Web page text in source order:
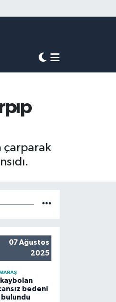
çarparak
07 Ağustos
2025
kaybolan
bedeni